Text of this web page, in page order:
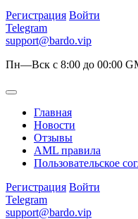
Регистрация Войти
Telegram
support@bardo.vip
Пн—Вск с 8:00 до 00:00
Главная
Новости
Отзывы
AML правила
Пользовательское
Регистрация Войти
Telegram
support@bardo.vip